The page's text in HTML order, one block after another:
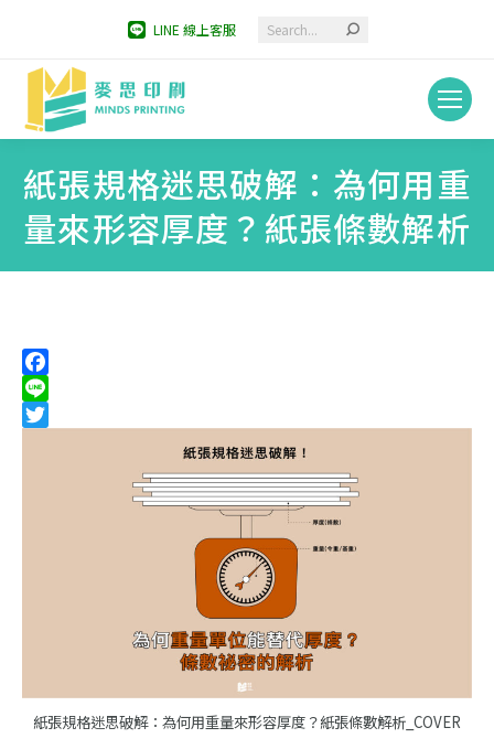
LINE 線上客服 Search:
紙張規格迷思破解：為何用重
量來形容厚度？紙張條數解析
Facebook
Line
紙張規格迷思破解：為何用重量來形容厚度？紙張條數解析_COVER